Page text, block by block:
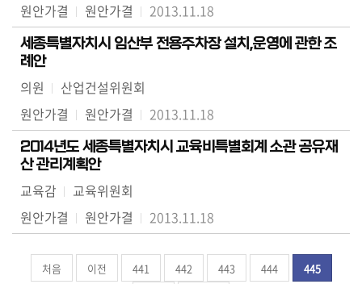
원안가결
원안가결 2013.11.18
세종특별자치시 임산부 전용주차장 설치,운영에 관한 조
례안
의원
산업건설위원회
원안가결
원안가결 2013.11.18
2014년도 세종특별자치시 교육비특별회계 소관 공유재
산 관리계획안
교육감
교육위원회
원안가결
원안가결 2013.11.18
처음 이전 441 442 443 444
445